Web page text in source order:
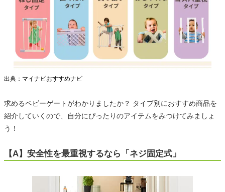
出典：マイナビおすすめナビ
求めるベビーゲートがわかりましたか？ タイプ別におすすめ商品を
紹介していくので、自分にぴったりのアイテムをみつけてみましょ
う！
【A】安全性を最重視するなら「ネジ固定式」